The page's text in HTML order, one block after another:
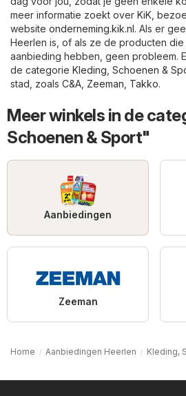
meer informatie zoekt over KiK,
website onderneming.kik.nl. Als er
Heerlen is, of als ze de producten
aanbieding hebben, geen probleem.
de categorie Kleding, Schoenen &
stad, zoals C&A Zeeman Takko.
Meer winkels in de
Schoenen & Sport"
Aanbiedingen
Zeeman
Home Aanbiedingen Heerlen Kleding,